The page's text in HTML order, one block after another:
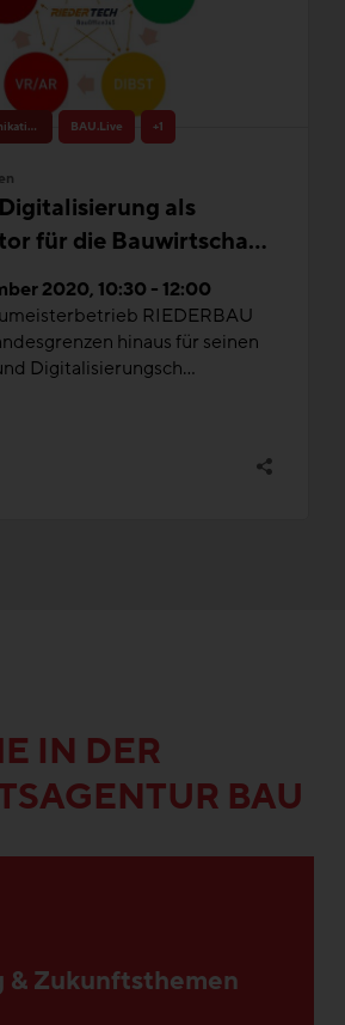
Bildung & Kommunikation BAU.Live +1
als
für die Bauwirtschaft
Klein- und
2020, 10:30 - 12:00
RIEDERBAU
hinaus für seinen
Digitalisierungsch...
IN DER
BAU
& Zukunftsthemen